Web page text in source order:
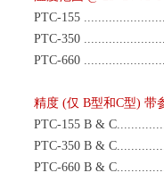
PTC-155
PTC-350
PTC-660
精度 (仅 B型和C型) 带
PTC-155 B &
PTC-350 B &
PTC-660 B &